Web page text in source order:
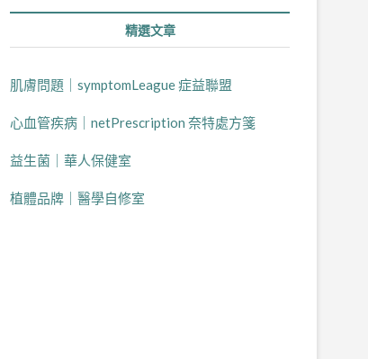
精選文章
肌膚問題｜symptomLeague 症益聯盟
心血管疾病｜netPrescription 奈特處方箋
益生菌｜華人保健室
植體品牌｜醫學自修室